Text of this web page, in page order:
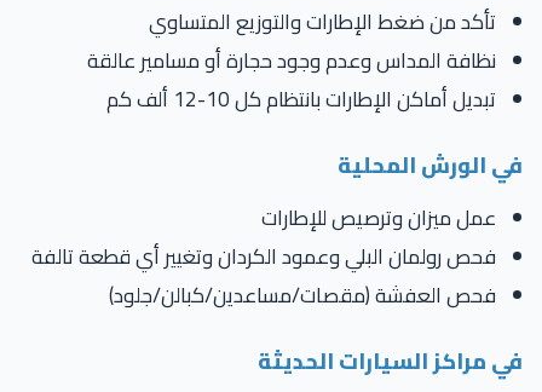
تأكد من ضغط الإطارات والتوزيع المتساوي
نظافة المداس وعدم وجود حجارة أو مسامير عالقة
تبديل أماكن الإطارات بانتظام كل 10-12 ألف كم
الورش المحلية
عمل ميزان وترصيص للإطارات
فحص رولمان البلي وعمود الكردان وتغيير أي قطعة تالفة
فحص العفشة (مقصات/مساعدين/كبالن/جلود)
مراكز السيارات الحديثة